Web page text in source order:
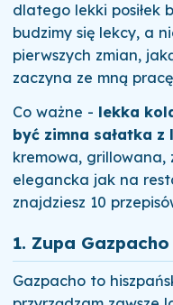
dlatego lekki posiłek
budzimy się lekcy, a
pierwszych zmian,
zaczyna ze mną
Co ważne - lekka
być zimna sałatka z
kremowa,
elegancka jak na
znajdziesz 10
1. Zupa
Gazpacho to